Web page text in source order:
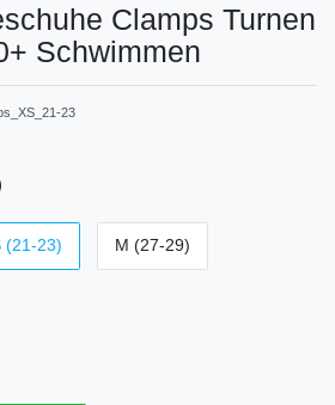
Clamps Turnen
Schwimmen
23
(21-23) M (27-29)